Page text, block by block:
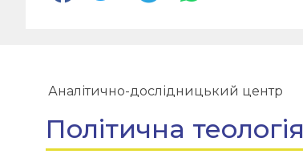
Аналітично-дослідницький центр
Політична теологія